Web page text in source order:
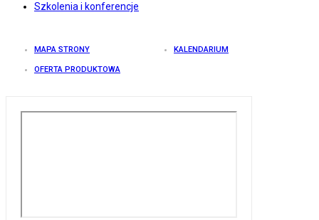
Szkolenia i konferencje
MAPA STRONY KALENDARIUM
OFERTA PRODUKTOWA